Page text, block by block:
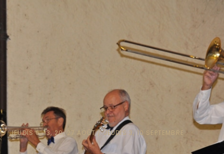
JEUDIS 6, 13, 20, 27 AOÛT / JEUDIS 3, 10 SEPTEMBRE